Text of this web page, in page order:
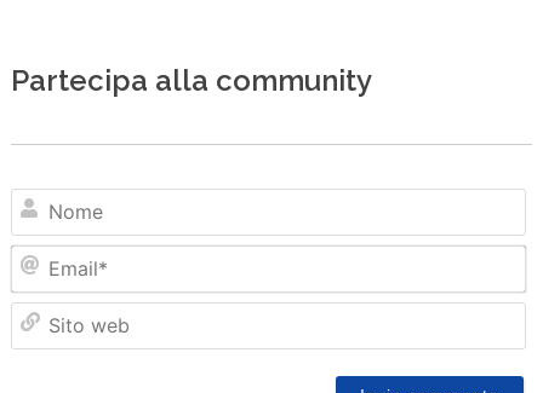
Partecipa alla community